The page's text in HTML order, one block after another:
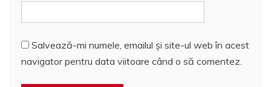
Salvează-mi numele, emailul și site-ul web în acest
navigator pentru data viitoare când o să comentez.